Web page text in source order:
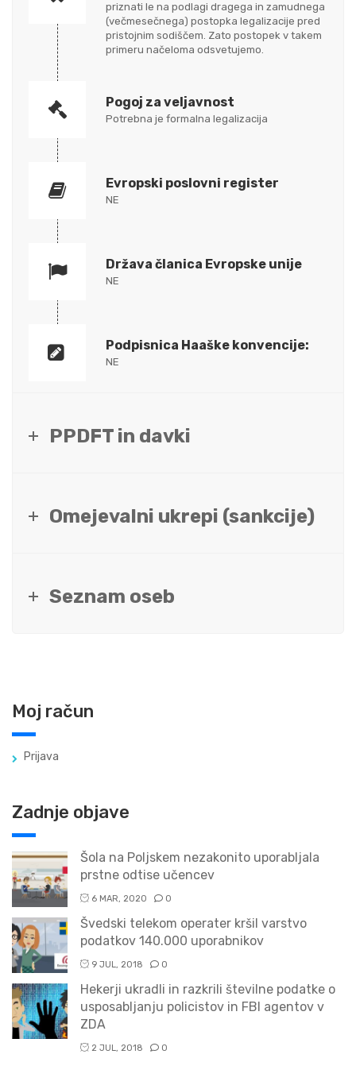
priznati le na podlagi dragega in zamudnega
(večmesečnega) postopka legalizacije pred
pristojnim sodiščem. Zato postopek v takem
primeru načeloma odsvetujemo.
Pogoj za veljavnost
Potrebna je formalna legalizacija
Evropski poslovni register
NE
Država članica Evropske unije
NE
Podpisnica Haaške konvencije:
NE
PPDFT in davki
Omejevalni ukrepi (sankcije)
Seznam oseb
Moj račun
Prijava
Zadnje objave
Šola na Poljskem nezakonito uporabljala
prstne odtise učencev
6 MAR, 2020 0
Švedski telekom operater kršil varstvo
podatkov 140.000 uporabnikov
9 JUL, 2018 0
Hekerji ukradli in razkrili številne podatke o
usposabljanju policistov in FBI agentov v
ZDA
2 JUL, 2018 0